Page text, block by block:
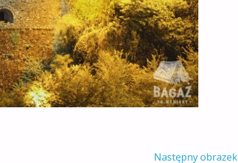
Następny obrazek